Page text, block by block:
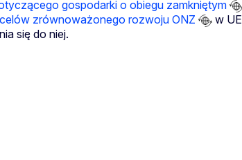
gospodarki o obiegu zamkniętym
celów zrównoważonego rozwoju ONZ
w
się do niej.